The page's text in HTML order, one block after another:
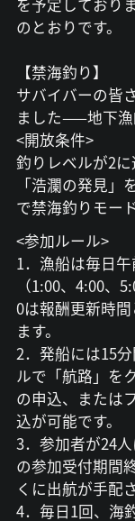
を予定しており
のとおりです。
【禁海釣り】
サバイバーの皆
ました——地下漁
<開放条件>
釣りレベルが2
「浩瀾の発見」
で禁海釣りモー
<参加ルール>
1．漁船は毎日
（1:00、4:00、
0は報酬更新時
ます。
2．発船には15
ルで「航路」を
の申込、または
込が可能です。
3．参加者が24
の参加受付期間
くに出航が手配
4．毎日1回、海